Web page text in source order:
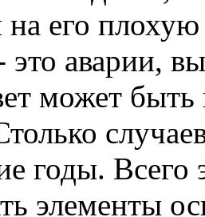
на его
это аварии,
может быть
годы.
элементы